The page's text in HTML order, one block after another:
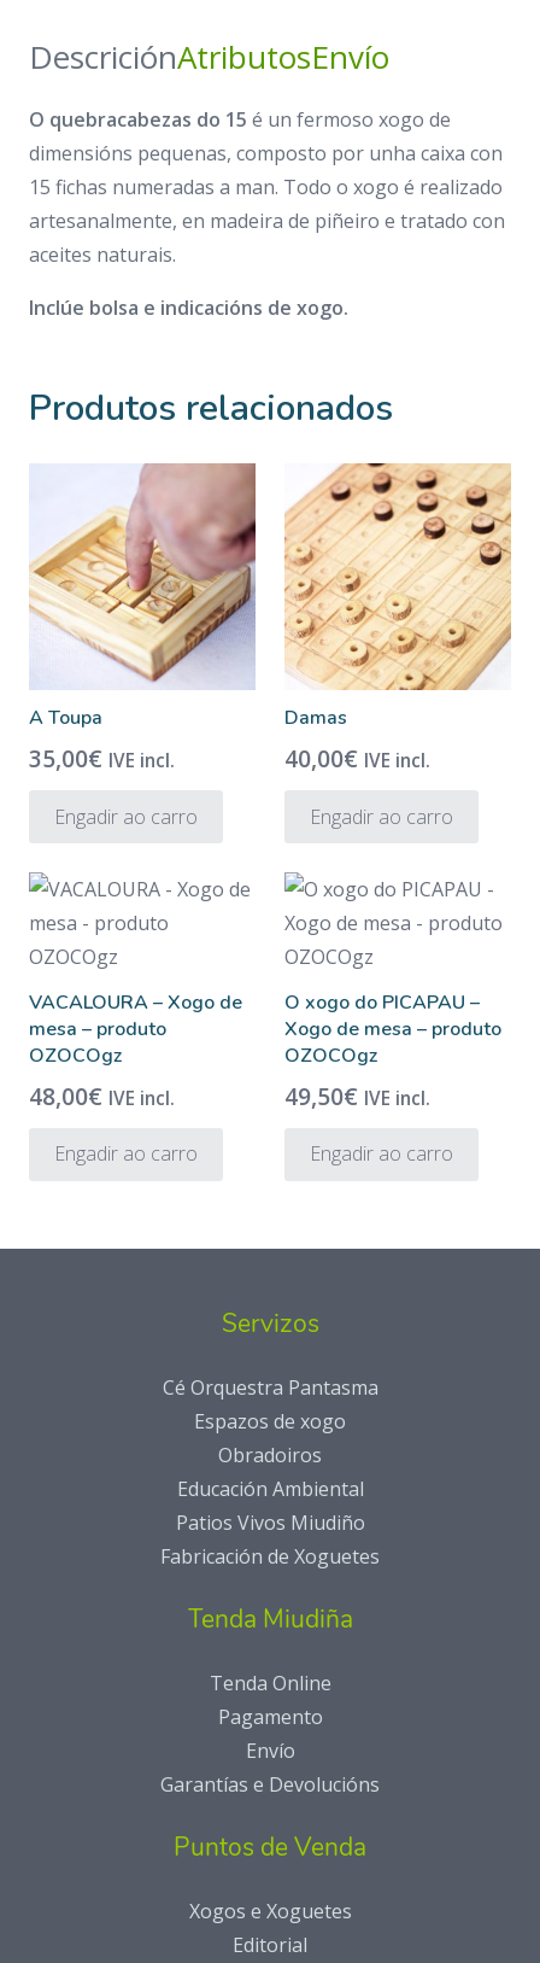
DescriciónAtributosEnvío
O quebracabezas do 15 é un fermoso xogo de
dimensións pequenas, composto por unha caixa con
15 fichas numeradas a man. Todo o xogo é realizado
artesanalmente, en madeira de piñeiro e tratado con
aceites naturais.
Inclúe bolsa e indicacións de xogo.
Produtos relacionados
A Toupa
35,00€ IVE incl.
Engadir ao carro
Damas
40,00€ IVE incl.
Engadir ao carro
VACALOURA – Xogo de
mesa – produto
OZOCOgz
48,00€ IVE incl.
Engadir ao carro
O xogo do PICAPAU –
Xogo de mesa – produto
OZOCOgz
49,50€ IVE incl.
Engadir ao carro
Servizos
Cé Orquestra Pantasma
Espazos de xogo
Obradoiros
Educación Ambiental
Patios Vivos Miudiño
Fabricación de Xoguetes
Tenda Miudiña
Tenda Online
Pagamento
Envío
Garantías e Devolucións
Puntos de Venda
Xogos e Xoguetes
Editorial